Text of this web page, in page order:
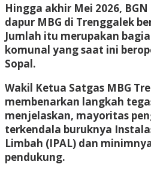
Hingga akhir Mei 2026,
dapur MBG di Trenggalek
Jumlah itu merupakan
komunal yang saat ini
Sopal.
Wakil Ketua Satgas MBG
membenarkan langkah
menjelaskan, mayoritas
terkendala buruknya
Limbah (IPAL) dan
pendukung.